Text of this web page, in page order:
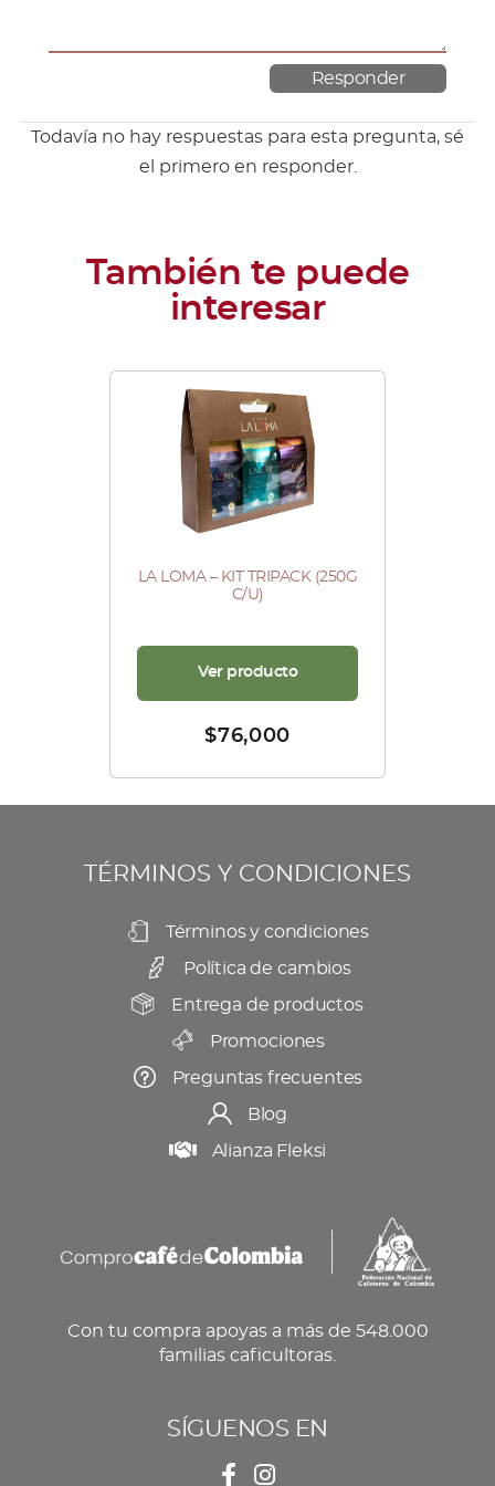
Todavía no hay respuestas para esta pregunta, sé
el primero en responder.
LA LOMA – KIT TRIPACK (250G
C/U)
$76,000
Ver producto
TÉRMINOS Y CONDICIONES
Términos y condiciones
Política de cambios
Entrega de productos
Promociones
Preguntas frecuentes
Blog
Alianza Fleksi
Con tu compra apoyas a más de 548.000
familias caficultoras.
SÍGUENOS EN